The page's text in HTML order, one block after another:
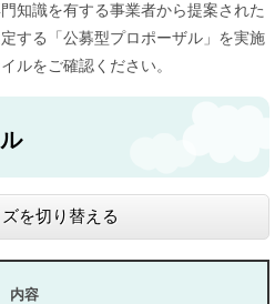
知識を有する事業者から提案された
する「公募型プロポーザル」を実施
ルをご確認ください。
を切り替える
内容